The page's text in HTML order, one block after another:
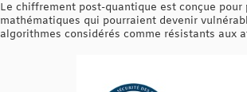
Le chiffrement post-quantique est conçue
mathématiques qui pourraient devenir
algorithmes considérés comme résistants aux